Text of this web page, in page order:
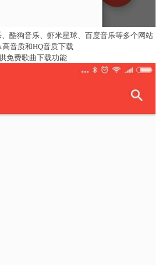
酷狗音乐、虾米星球、百度音乐等多个网站
音质和HQ音质下载
免费歌曲下载功能